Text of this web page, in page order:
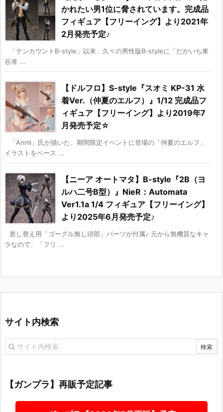
かれたい男1位に脅されています。完成品
フィギュア【フリーイング】より2021年
2月発売予定♪
「テンカウントB-style」以来、久々の男性版B-styleに「だかいち東
谷准 ...
【ドルフロ】S-style『スオミ KP-31 水
着Ver.（仲夏のエルフ）』1/12 完成品フ
ィギュア【フリーイング】より2019年7
月発売予定☆
「Anmi」氏が描いた、期間限定イベントに登場の「仲夏のエルフ」
イラストをベース ...
【ニーア オートマタ】B-style『2B（ヨ
ルハ二号B型）』NieR：Automata
Ver1.1a 1/4 フィギュア【フリーイング】
より2025年6月発売予定♪
差し替え用「ゴーグル無し頭部」パーツが付属♪ 元から無機質なキャ
ラなので、「フリ ...
サイト内検索
【ガンプラ】再販予定記事